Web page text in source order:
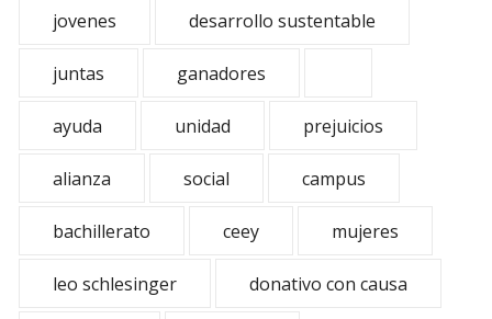
jovenes desarrollo sustentable
juntas ganadores
ayuda unidad prejuicios
alianza social campus
bachillerato ceey mujeres
leo schlesinger donativo con causa